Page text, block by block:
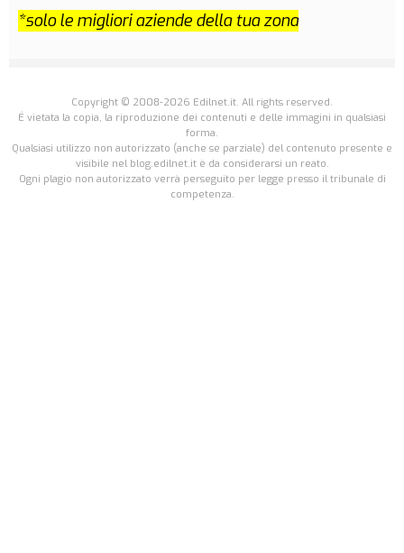
*solo le migliori aziende della tua zona
Copyright © 2008-2026 Edilnet.it. All rights reserved.
É vietata la copia, la riproduzione dei contenuti e delle immagini in qualsiasi
forma.
Qualsiasi utilizzo non autorizzato (anche se parziale) del contenuto presente e
visibile nel blog.edilnet.it è da considerarsi un reato.
Ogni plagio non autorizzato verrà perseguito per legge presso il tribunale di
competenza.